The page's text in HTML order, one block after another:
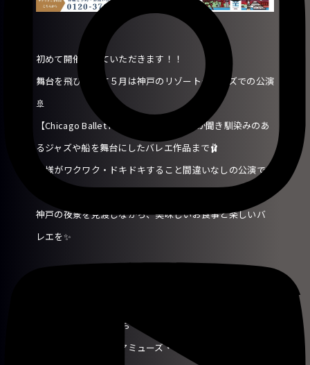
初めて開催させていただきます！！
舞台を飛び出して５月は神戸のリゾートクルーズでの公演
🚢
【Chicago Ballet Night】と題し、皆様が聞き馴染みのあ
るジャズや船を舞台にしたバレエ作品まで🩰
皆様がワクワク・ドキドキすること間違いなしの公演で
神戸の夜景を見渡しながら、美味しいお食事と楽しいバ
レエを✨
【料金について】 ●お一人様：¥5,500（税込）
・入場料金・アペロアミューズ・１ドリンク・ショー鑑賞